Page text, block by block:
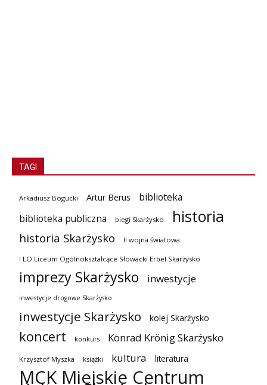
TAGI
Arkadiusz Bogucki Artur Berus
biblioteka
biblioteka publiczna
biegi Skarżysko historia
historia Skarżysko II wojna światowa
I LO Liceum Ogólnokształcące Słowacki Erbel Skarżysko
imprezy Skarżysko inwestycje
inwestycje drogowe Skarżysko
inwestycje Skarżysko kolej Skarżysko
koncert konkurs Konrad Krönig Skarżysko
Krzysztof Myszka książki kultura literatura
MCK Miejskie Centrum